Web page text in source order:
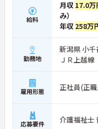
給料
月収 17.0
み）
年収 258万
勤務地
新潟県 小
ＪＲ上越
雇用形態 正社員(正
応募要件 介護福祉士